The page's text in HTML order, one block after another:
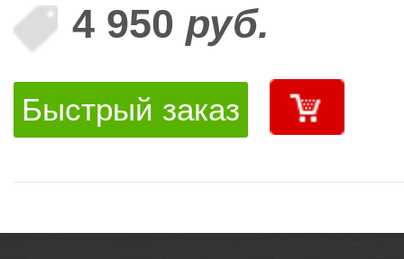
4 950 руб.
Быстрый заказ